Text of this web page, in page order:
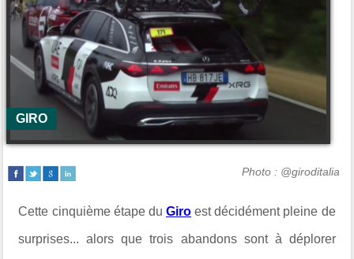
GIRO
Photo : @giroditalia
Cette cinquième étape du Giro est décidément pleine de
surprises... alors que trois abandons sont à déplorer